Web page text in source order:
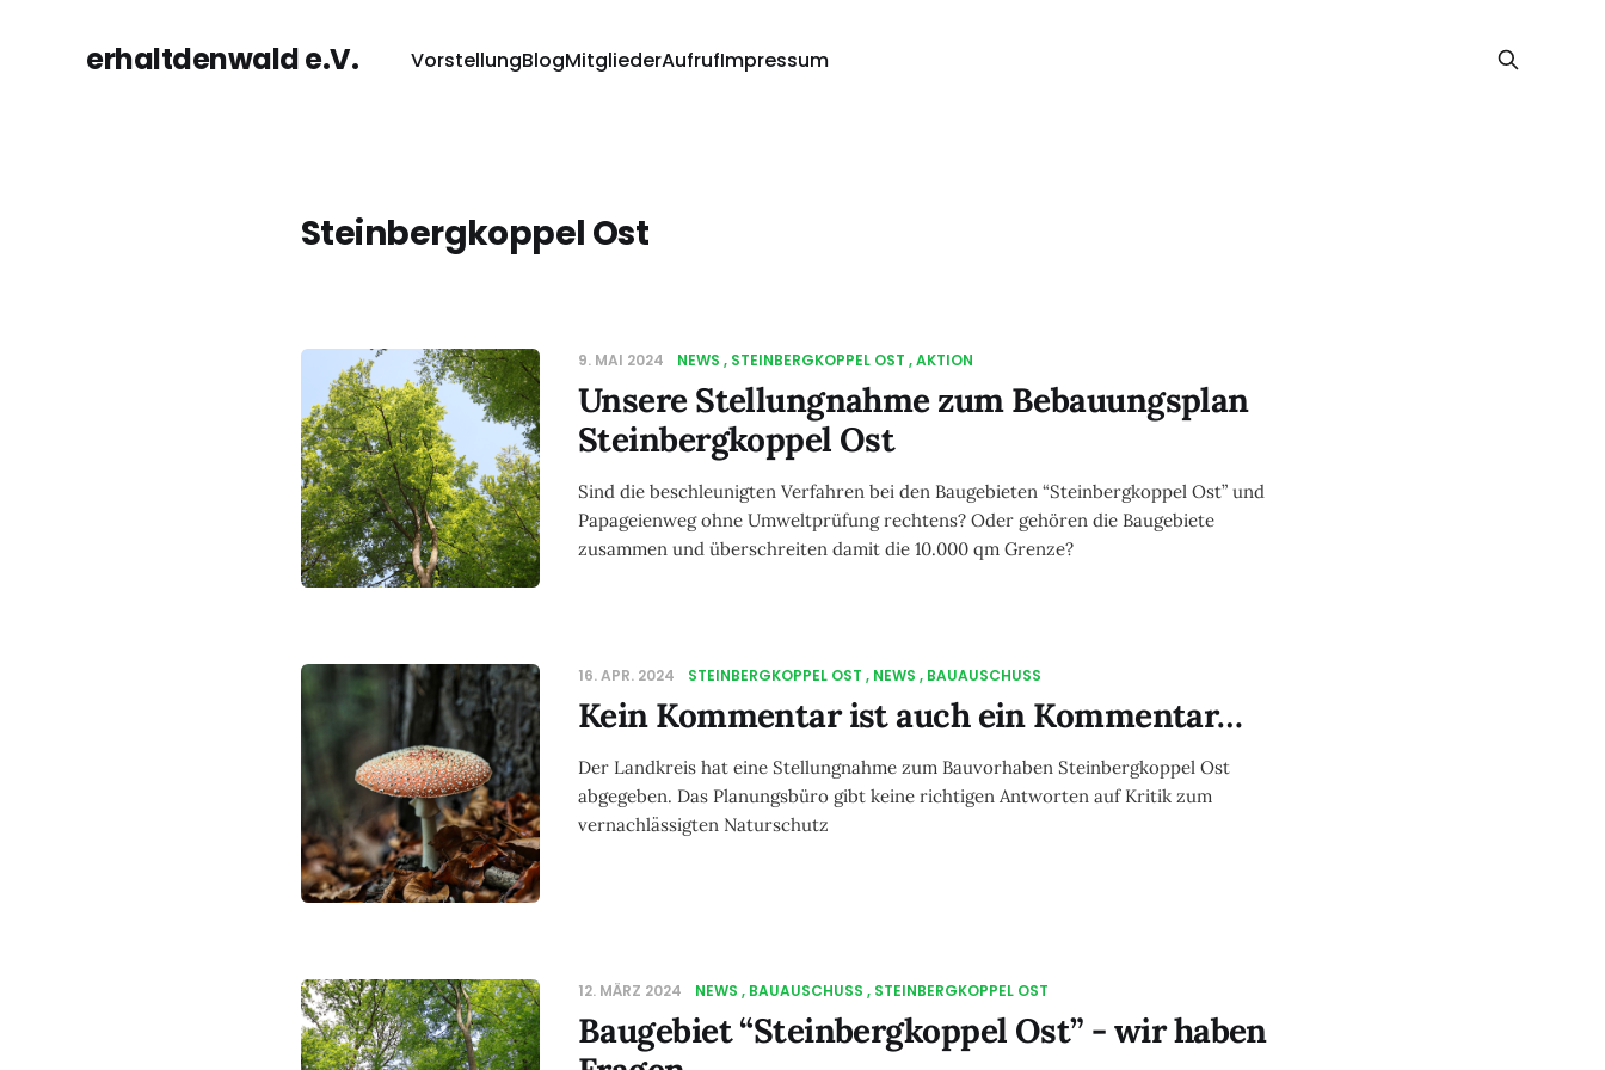
erhaltdenwald e.V. VorstellungBlogMitgliederAufrufImpressum
Steinbergkoppel Ost
9. MAI 2024 NEWS STEINBERGKOPPEL OST AKTION
Unsere Stellungnahme zum Bebauungsplan
Steinbergkoppel Ost
Sind die beschleunigten Verfahren bei den Baugebieten “Steinbergkoppel Ost” und
Papageienweg ohne Umweltprüfung rechtens? Oder gehören die Baugebiete
zusammen und überschreiten damit die 10.000 qm Grenze?
16. APR. 2024 STEINBERGKOPPEL OST NEWS BAUAUSCHUSS
Kein Kommentar ist auch ein Kommentar…
Der Landkreis hat eine Stellungnahme zum Bauvorhaben Steinbergkoppel Ost
abgegeben. Das Planungsbüro gibt keine richtigen Antworten auf Kritik zum
vernachlässigten Naturschutz
12. MÄRZ 2024 NEWS BAUAUSCHUSS STEINBERGKOPPEL OST
Baugebiet “Steinbergkoppel Ost” - wir haben